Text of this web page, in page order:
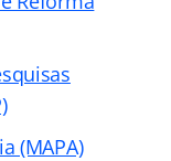
(MAPA)